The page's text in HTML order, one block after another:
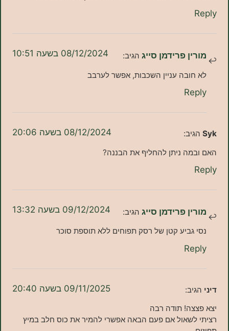
פרידמן סייג הגיב: 08/12/2024 בשעה 10:51
עניין השכבות, אפשר לערבב
08/12/2024 בשעה 20:06
ניתן להחליף את הבננה?
פרידמן סייג הגיב: 09/12/2024 בשעה 13:32
גביע קטן של רסק תפוחים ללא תוספת סוכר
09/11/2025 בשעה 20:40
תודה רבה
אם פעם הבאה אפשרי להמיר את כוס חלב במיץ